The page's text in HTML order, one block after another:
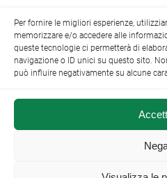
+39 080 4979274|
Archivio
NOCI gazzettino.it
Per fornire le migliori esperienze,
memorizzare e/o accedere alle
queste tecnologie ci permetterà di
navigazione o ID unici su questo sito.
può influire negativamente su alcune